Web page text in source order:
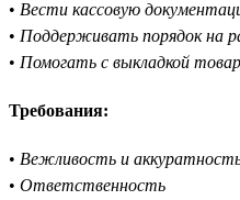
• Вести кассовую
• Поддерживать порядок на
• Помогать с выкладкой
Требования:
• Вежливость и
• Ответственность